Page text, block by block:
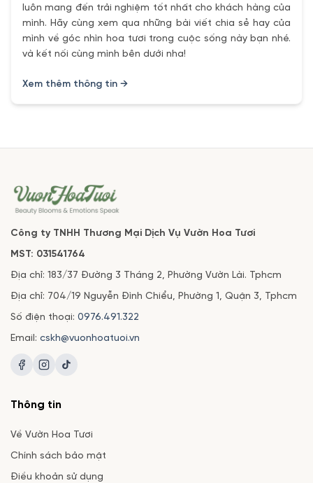
luôn mang đến trải nghiệm tốt nhất cho khách hàng của
mình. Hãy cùng xem qua những bài viết chia sẻ hay của
mình về góc nhìn hoa tươi trong cuộc sống này bạn nhé.
và kết nối cùng mình bên dưới nha!
Xem thêm thông tin →
Công ty TNHH Thương Mại Dịch Vụ Vườn Hoa Tươi
MST: 031541764
Địa chỉ: 183/37 Đường 3 Tháng 2, Phường Vườn Lài. Tphcm
Địa chỉ: 704/19 Nguyễn Đình Chiểu, Phường 1, Quận 3, Tphcm
Số điện thoại: 0976.491.322
Email: cskh@vuonhoatuoi.vn
Thông tin
Về Vườn Hoa Tươi
Chính sách bảo mật
Điều khoản sử dụng